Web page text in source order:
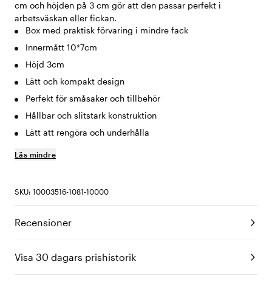
cm och höjden på 3 cm gör att den passar perfekt i
arbetsväskan eller fickan.
Box med praktisk förvaring i mindre fack
Innermått 10*7cm
Höjd 3cm
Lätt och kompakt design
Perfekt för småsaker och tillbehör
Hållbar och slitstark konstruktion
Lätt att rengöra och underhålla
Läs mindre
SKU: 10003516-1081-10000
Recensioner
Visa 30 dagars prishistorik